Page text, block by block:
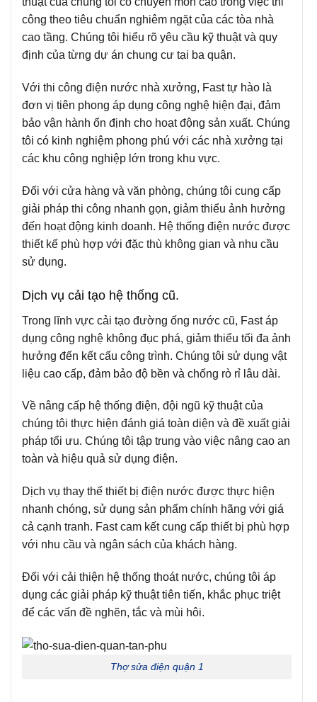
công theo tiêu chuẩn nghiêm ngặt của các tòa nhà
cao tầng. Chúng tôi hiểu rõ yêu cầu kỹ thuật và quy
định của từng dự án chung cư tại ba quận.
Với thi công điện nước nhà xưởng, Fast tự hào là
đơn vị tiên phong áp dụng công nghệ hiện đại, đảm
bảo vận hành ổn định cho hoạt động sản xuất. Chúng
tôi có kinh nghiệm phong phú với các nhà xưởng tại
các khu công nghiệp lớn trong khu vực.
Đối với cửa hàng và văn phòng, chúng tôi cung cấp
giải pháp thi công nhanh gọn, giảm thiểu ảnh hưởng
đến hoạt động kinh doanh. Hệ thống điện nước được
thiết kế phù hợp với đặc thù không gian và nhu cầu
sử dụng.
Dịch vụ cải tạo hệ thống cũ.
Trong lĩnh vực cải tạo đường ống nước cũ, Fast áp
dụng công nghệ không đục phá, giảm thiểu tối đa ảnh
hưởng đến kết cấu công trình. Chúng tôi sử dụng vật
liệu cao cấp, đảm bảo độ bền và chống rò rỉ lâu dài.
Về nâng cấp hệ thống điện, đội ngũ kỹ thuật của
chúng tôi thực hiện đánh giá toàn diện và đề xuất giải
pháp tối ưu. Chúng tôi tập trung vào việc nâng cao an
toàn và hiệu quả sử dụng điện.
Dịch vụ thay thế thiết bị điện nước được thực hiện
nhanh chóng, sử dụng sản phẩm chính hãng với giá
cả cạnh tranh. Fast cam kết cung cấp thiết bị phù hợp
với nhu cầu và ngân sách của khách hàng.
Đối với cải thiện hệ thống thoát nước, chúng tôi áp
dụng các giải pháp kỹ thuật tiên tiến, khắc phục triệt
để các vấn đề nghẽn, tắc và mùi hôi.
Thợ sửa điện quận 1